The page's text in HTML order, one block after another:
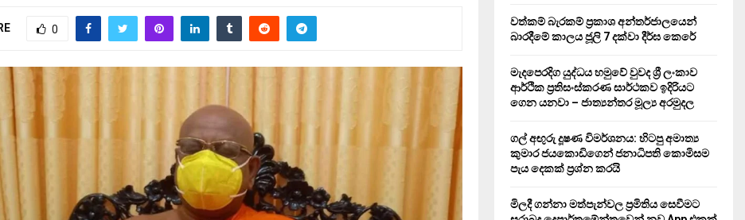
0
H
වත්කම් බැරකම් ප්‍රකාශ අන්තර්ජාලයෙන්
බාරදීමේ කාලය ජූලි 7 දක්වා දීර්ඝ කෙරේ
මැදපෙරදිග යුද්ධය හමුවේ වුවද ශ්‍රී ලංකාව
ආර්ථික ප්‍රතිසංස්කරණ සාර්ථකව ඉදිරියට
ගෙන යනවා – ජාත්‍යන්තර මූල්‍ය අරමුදල
ගල් අඟුරු දූෂණ විමර්ශනය: හිටපු අමාත්‍ය
කුමාර ජයකොඩිගෙන් ජනාධිපති කොමිසම
පැය දෙකක් ප්‍රශ්න කරයි
මිලදී ගන්නා මත්පැන්වල ප්‍රමිතිය සෙවීමට